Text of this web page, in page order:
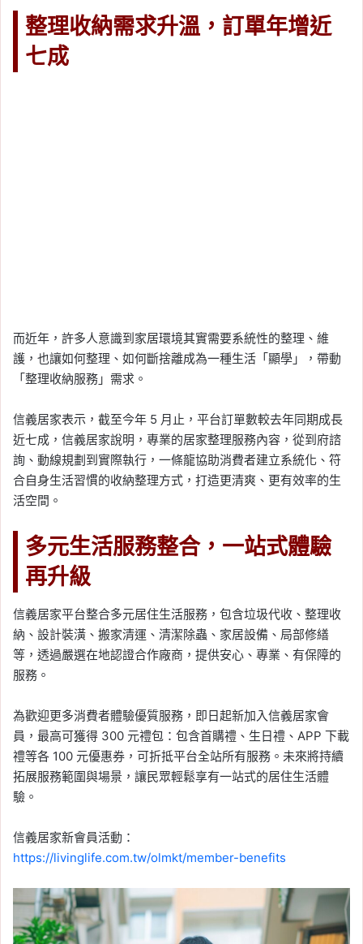
整理收納需求升溫，訂單年增近
七成
而近年，許多人意識到家居環境其實需要系統性的整理、維
護，也讓如何整理、如何斷捨離成為一種生活「顯學」，帶動
「整理收納服務」需求。
信義居家表示，截至今年 5 月止，平台訂單數較去年同期成長
近七成，信義居家說明，專業的居家整理服務內容，從到府諮
詢、動線規劃到實際執行，一條龍協助消費者建立系統化、符
合自身生活習慣的收納整理方式，打造更清爽、更有效率的生
活空間。
多元生活服務整合，一站式體驗
再升級
信義居家平台整合多元居住生活服務，包含垃圾代收、整理收
納、設計裝潢、搬家清運、清潔除蟲、家居設備、局部修繕
等，透過嚴選在地認證合作廠商，提供安心、專業、有保障的
服務。
為歡迎更多消費者體驗優質服務，即日起新加入信義居家會
員，最高可獲得 300 元禮包：包含首購禮、生日禮、APP 下載
禮等各 100 元優惠券，可折抵平台全站所有服務。未來將持續
拓展服務範圍與場景，讓民眾輕鬆享有一站式的居住生活體
驗。
信義居家新會員活動：
https://livinglife.com.tw/olmkt/member-benefits